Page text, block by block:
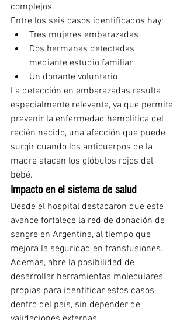
complejos.
Entre los seis casos identificados hay:
Tres mujeres embarazadas
Dos hermanas detectadas
mediante estudio familiar
Un donante voluntario
La detección en embarazadas resulta
especialmente relevante, ya que permite
prevenir la enfermedad hemolítica del
recién nacido, una afección que puede
surgir cuando los anticuerpos de la
madre atacan los glóbulos rojos del
bebé.
Impacto en el sistema de salud
Desde el hospital destacaron que este
avance fortalece la red de donación de
sangre en Argentina, al tiempo que
mejora la seguridad en transfusiones.
Además, abre la posibilidad de
desarrollar herramientas moleculares
propias para identificar estos casos
dentro del país, sin depender de